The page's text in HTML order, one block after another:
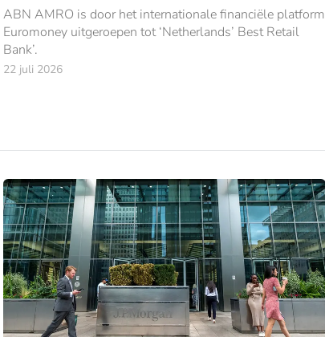
ABN AMRO is door het internationale financiële platform
Euromoney uitgeroepen tot ‘Netherlands’ Best Retail
Bank’.
22 juli 2026